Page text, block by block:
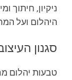
ניקיון, חיתוך
היהלום ועל
סגנון
טבעות יהלום